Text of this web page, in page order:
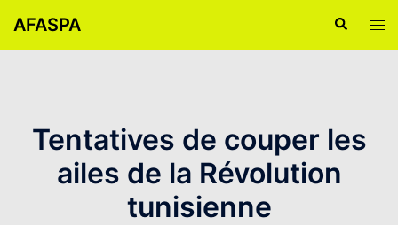
auAFASPA
le
Tentatives de couper les
ailes de la Révolution
tunisienne